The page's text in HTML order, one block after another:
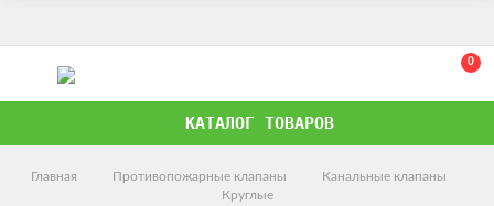
0
КАТАЛОГ ТОВАРОВ
Главная Противопожарные клапаны
Канальные клапаны
Круглые